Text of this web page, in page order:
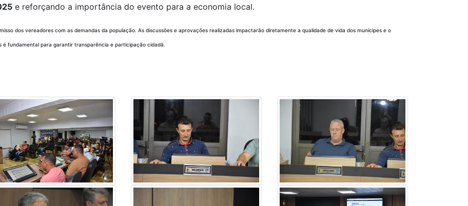
e reforçando a importância do evento para a economia local.
dos vereadores com as demandas da população. As discussões e aprovações realizadas impactarão diretamente a qualidade de vida dos munícipes e o
fundamental para garantir transparência e participação cidadã.